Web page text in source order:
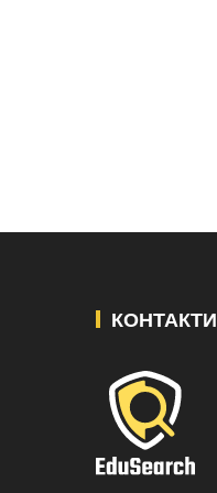
КОНТАКТИ